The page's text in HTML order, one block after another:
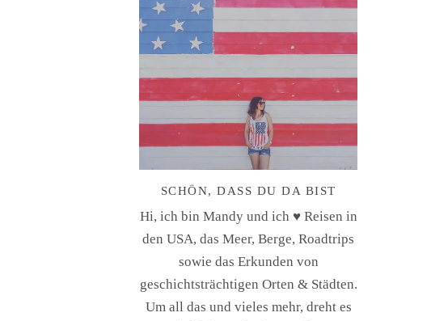
SCHÖN, DASS DU DA BIST
Hi, ich bin Mandy und ich ♥ Reisen in
den USA, das Meer, Berge, Roadtrips
sowie das Erkunden von
geschichtsträchtigen Orten & Städten.
Um all das und vieles mehr, dreht es